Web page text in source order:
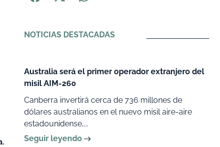
NOTICIAS DESTACADAS
Australia será el primer operador extranjero del
misil AIM-260
Canberra invertirá cerca de 736 millones de
dólares australianos en el nuevo misil aire-aire
estadounidense,...
Seguir leyendo